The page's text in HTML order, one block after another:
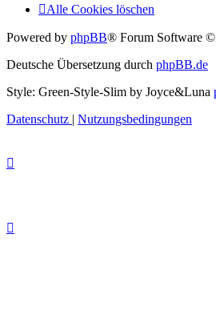
Alle Cookies löschen
Powered by phpBB® Forum Software
Deutsche Übersetzung durch phpBB.de
Style: Green-Style-Slim by Joyce&Luna
Datenschutz | Nutzungsbedingungen